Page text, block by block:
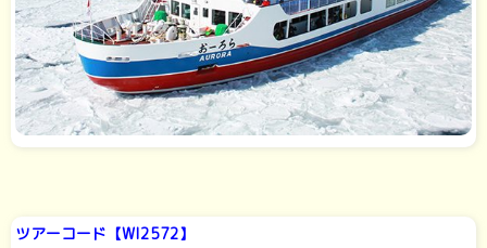
ツアーコード【WI2572】